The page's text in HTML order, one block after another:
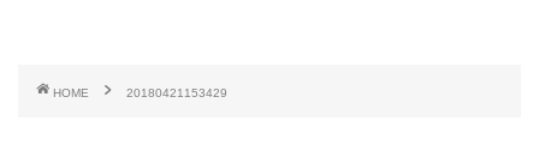
HOME 20180421153429